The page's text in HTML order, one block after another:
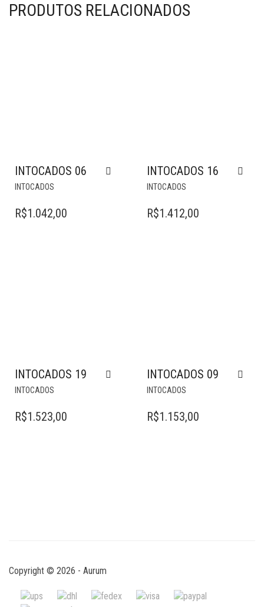
PRODUTOS RELACIONADOS
INTOCADOS 06
INTOCADOS
R$1.042,00
INTOCADOS 16
INTOCADOS
R$1.412,00
INTOCADOS 19
INTOCADOS
R$1.523,00
INTOCADOS 09
INTOCADOS
R$1.153,00
Copyright © 2026 - Aurum